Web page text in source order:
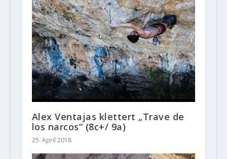
Alex Ventajas klettert „Trave de
los narcos“ (8c+/ 9a)
25. April 2018